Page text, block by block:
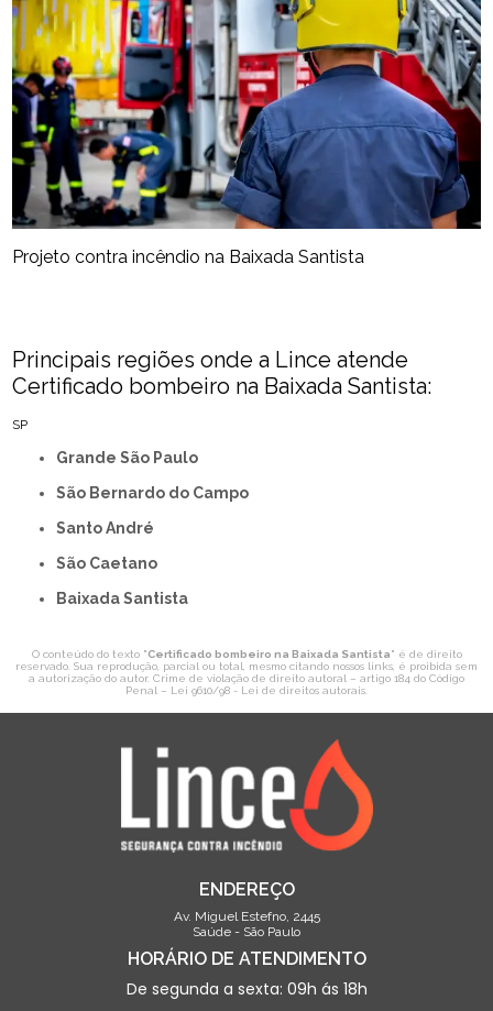
Projeto contra incêndio na Baixada Santista
Principais regiões onde a Lince atende
Certificado bombeiro na Baixada Santista:
SP
Grande São Paulo
São Bernardo do Campo
Santo André
São Caetano
Baixada Santista
O conteúdo do texto "Certificado bombeiro na Baixada Santista" é de direito
reservado. Sua reprodução, parcial ou total, mesmo citando nossos links, é proibida sem
a autorização do autor. Crime de violação de direito autoral – artigo 184 do Código
Penal – Lei 9610/98 - Lei de direitos autorais
ENDEREÇO
Av. Miguel Estefno, 2445
Saúde - São Paulo
HORÁRIO DE ATENDIMENTO
De segunda a sexta: 09h ás 18h